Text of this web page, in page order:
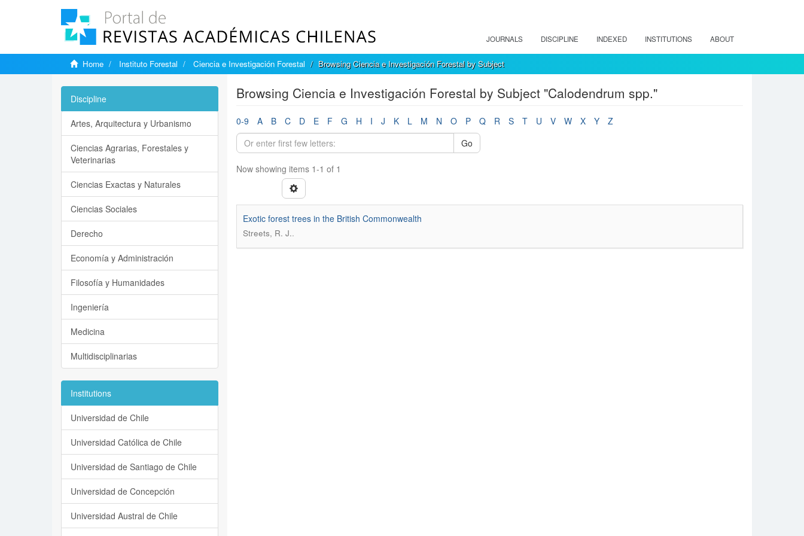
JOURNALS DISCIPLINE INDEXED INSTITUTIONS ABOUT
Home Instituto Forestal Ciencia e Investigación Forestal Browsing Ciencia e Investigación Forestal by Subject
Browsing Ciencia e Investigación Forestal by Subject "Calodendrum spp."
0-9 A B C D E F G H I J K L M N O P Q R S T U V W X Y
Z
Go
Now showing items 1-1 of 1
Exotic forest trees in the British Commonwealth
Streets, R. J..
Discipline
Artes, Arquitectura y Urbanismo
Ciencias Agrarias, Forestales y
Veterinarias
Ciencias Exactas y Naturales
Ciencias Sociales
Derecho
Economía y Administración
Filosofía y Humanidades
Ingeniería
Medicina
Multidisciplinarias
Institutions
Universidad de Chile
Universidad Católica de Chile
Universidad de Santiago de Chile
Universidad de Concepción
Universidad Austral de Chile